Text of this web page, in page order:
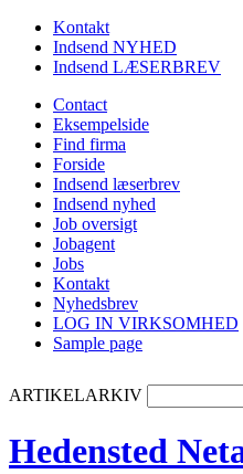
Kontakt
Indsend NYHED
Indsend LÆSERBREV
Contact
Eksempelside
Find firma
Forside
Indsend læserbrev
Indsend nyhed
Job oversigt
Jobagent
Jobs
Kontakt
Nyhedsbrev
LOG IN VIRKSOMHED
Sample page
ARTIKELARKIV
Hedensted